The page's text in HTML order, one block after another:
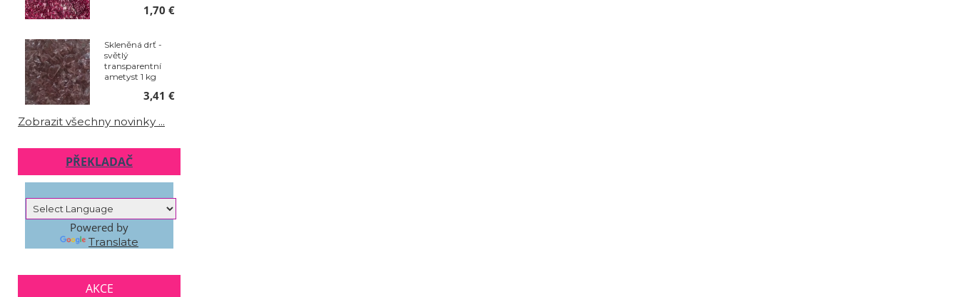
1,70 €
Skleněná drť -
světlý
transparentní
ametyst 1 kg
3,41 €
Zobrazit všechny novinky ...
PŘEKLADAČ
Powered by
Translate
AKCE